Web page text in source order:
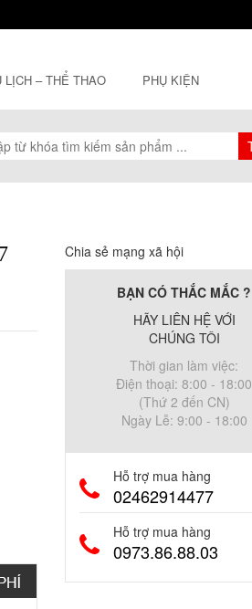
LỊCH – THỂ THAO PHỤ KIỆN
Chia sẻ mạng xã hội
BẠN CÓ THẮC MẮC ?
HÃY LIÊN HỆ VỚI
CHÚNG TÔI
Thời gian làm việc:
Điện thoại: 8:00 - 18:00
(Thứ 2 đến CN)
Ngày Lễ: 9:00 - 18:00
Hỗ trợ mua hàng
02462914477
Hỗ trợ mua hàng
0973.86.88.03